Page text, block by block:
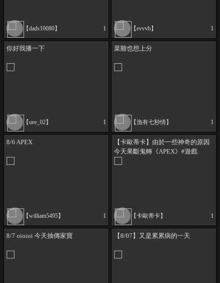
【dads10080】 1 【evvvb】 1
你好我播一下
【uee_02】 1
菜雞也想上分
【漁有七秒情】 1
8/6 APEX
【william5495】 1
【卡歐蒂卡】由於一些神奇的原因
今天果斷鬼轉《APEX》#遊戲
【卡歐蒂卡】 1
8/7 oioioi 今天抽傳家寶 【8/07】又是累累病的一天